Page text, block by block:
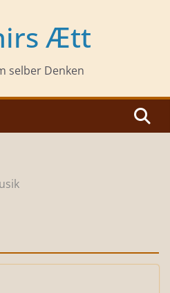
Ætt
selber Denken